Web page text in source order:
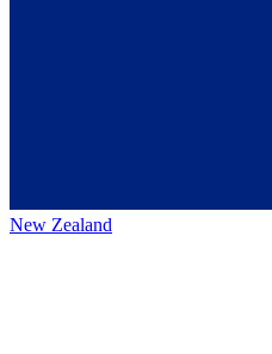
New Zealand